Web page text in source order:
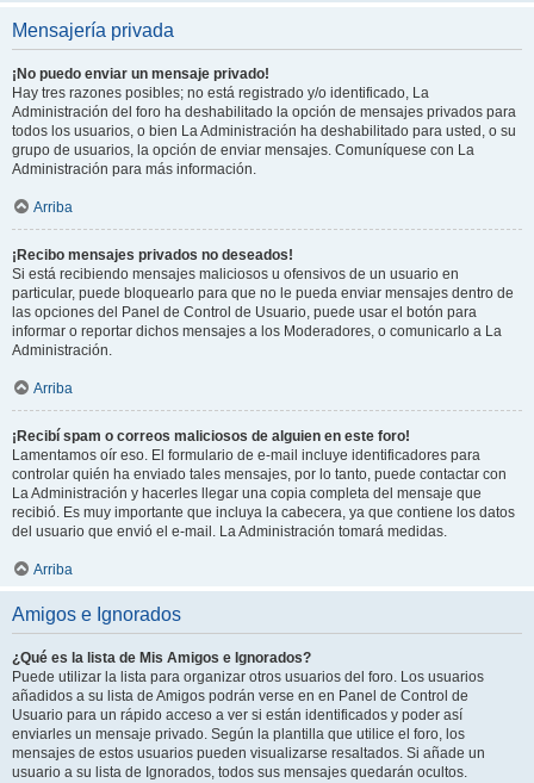
Mensajería privada
¡No puedo enviar un mensaje privado!
Hay tres razones posibles; no está registrado y/o identificado, La
Administración del foro ha deshabilitado la opción de mensajes privados para
todos los usuarios, o bien La Administración ha deshabilitado para usted, o su
grupo de usuarios, la opción de enviar mensajes. Comuníquese con La
Administración para más información.
Arriba
¡Recibo mensajes privados no deseados!
Si está recibiendo mensajes maliciosos u ofensivos de un usuario en
particular, puede bloquearlo para que no le pueda enviar mensajes dentro de
las opciones del Panel de Control de Usuario, puede usar el botón para
informar o reportar dichos mensajes a los Moderadores, o comunicarlo a La
Administración.
Arriba
¡Recibí spam o correos maliciosos de alguien en este foro!
Lamentamos oír eso. El formulario de e-mail incluye identificadores para
controlar quién ha enviado tales mensajes, por lo tanto, puede contactar con
La Administración y hacerles llegar una copia completa del mensaje que
recibió. Es muy importante que incluya la cabecera, ya que contiene los datos
del usuario que envió el e-mail. La Administración tomará medidas.
Arriba
Amigos e Ignorados
¿Qué es la lista de Mis Amigos e Ignorados?
Puede utilizar la lista para organizar otros usuarios del foro. Los usuarios
añadidos a su lista de Amigos podrán verse en en Panel de Control de
Usuario para un rápido acceso a ver si están identificados y poder así
enviarles un mensaje privado. Según la plantilla que utilice el foro, los
mensajes de estos usuarios pueden visualizarse resaltados. Si añade un
usuario a su lista de Ignorados, todos sus mensajes quedarán ocultos.